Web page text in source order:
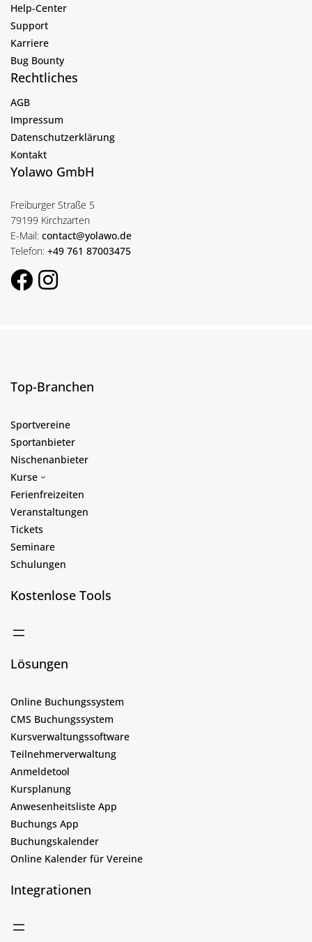
Help-Center
Support
Karriere
Bug Bounty
Rechtliches
AGB
Impressum
Datenschutzerklärung
Kontakt
Yolawo GmbH
Freiburger Straße 5
79199 Kirchzarten
E-Mail: contact@yolawo.de
Telefon: +49 761 87003475
Top-Branchen
Sportvereine
Sportanbieter
Nischenanbieter
Kurse
Ferienfreizeiten
Veranstaltungen
Tickets
Seminare
Schulungen
Kostenlose Tools
Lösungen
Online Buchungssystem
CMS Buchungssystem
Kursverwaltungssoftware
Teilnehmerverwaltung
Anmeldetool
Kursplanung
Anwesenheitsliste App
Buchungs App
Buchungskalender
Online Kalender für Vereine
Integrationen